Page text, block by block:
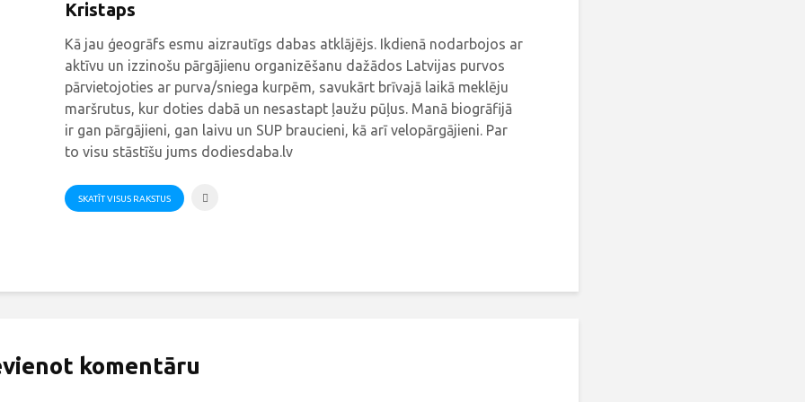
Kristaps
Kā jau ģeogrāfs esmu aizrautīgs dabas atklājējs. Ikdienā nodarbojos ar
aktīvu un izzinošu pārgājienu organizēšanu dažādos Latvijas purvos
pārvietojoties ar purva/sniega kurpēm, savukārt brīvajā laikā meklēju
maršrutus, kur doties dabā un nesastapt ļaužu pūļus. Manā biogrāfijā
ir gan pārgājieni, gan laivu un SUP braucieni, kā arī velopārgājieni. Par
to visu stāstīšu jums dodiesdaba.lv
SKATĪT VISUS RAKSTUS
komentāru